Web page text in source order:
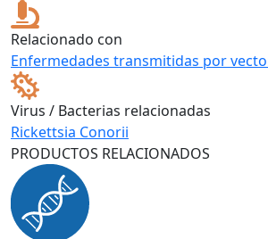
Relacionado con
Enfermedades transmitidas por
Virus / Bacterias relacionadas
Rickettsia Conorii
PRODUCTOS RELACIONADOS